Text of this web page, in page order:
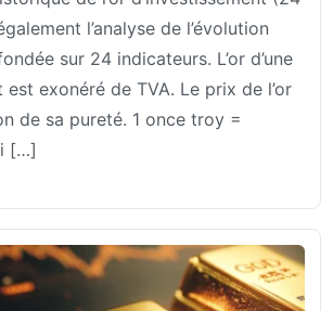
l’analyse de l’évolution
sur 24 indicateurs. L’or d’une
exonéré de TVA. Le prix de l’or
de sa pureté. 1 once troy =
[…]